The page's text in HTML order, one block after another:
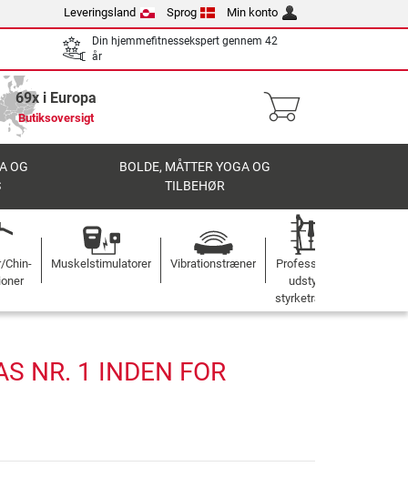
Leveringsland Sprog Min konto
Din hjemmefitnessekspert gennem 42
år
69x i Europa
Butiksoversigt
OG
BOLDE, MÅTTER YOGA OG
TILBEHØR
Chin-
Muskelstimulatorer Vibrationstræner
Professionelt
udstyr til
styrketræning
NR. 1 INDEN FOR